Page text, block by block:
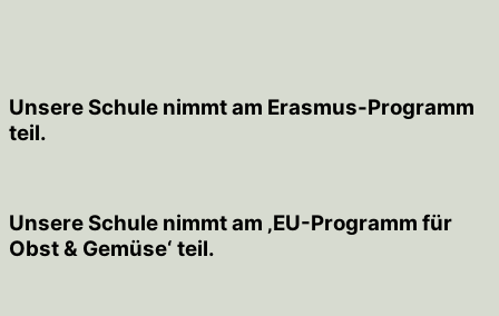
Unsere Schule nimmt am Erasmus-Programm
teil.
Unsere Schule nimmt am ‚EU-Programm für
Obst & Gemüse‘ teil.